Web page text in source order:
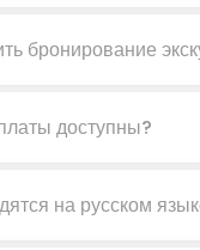
бронирование
доступны?
на русском